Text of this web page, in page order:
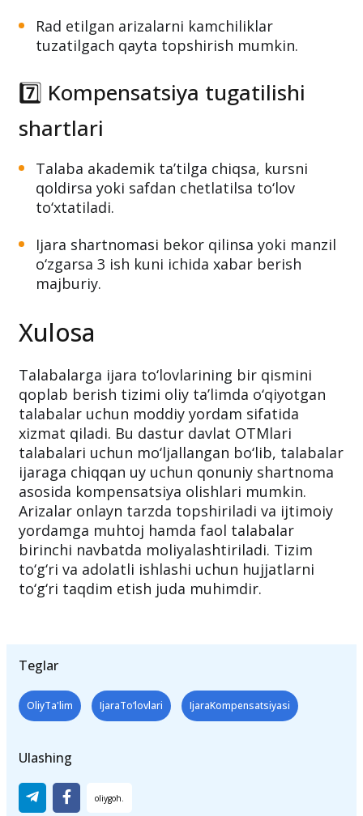
Rad etilgan arizalarni kamchiliklar
tuzatilgach qayta topshirish mumkin.
7️⃣ Kompensatsiya tugatilishi
shartlari
Talaba akademik ta’tilga chiqsa, kursni
qoldirsa yoki safdan chetlatilsa to‘lov
to‘xtatiladi.
Ijara shartnomasi bekor qilinsa yoki manzil
o‘zgarsa 3 ish kuni ichida xabar berish
majburiy.
Xulosa
Talabalarga ijara to‘lovlarining bir qismini
qoplab berish tizimi oliy ta’limda o‘qiyotgan
talabalar uchun moddiy yordam sifatida
xizmat qiladi. Bu dastur davlat OTMlari
talabalari uchun mo‘ljallangan bo‘lib, talabalar
ijaraga chiqqan uy uchun qonuniy shartnoma
asosida kompensatsiya olishlari mumkin.
Arizalar onlayn tarzda topshiriladi va ijtimoiy
yordamga muhtoj hamda faol talabalar
birinchi navbatda moliyalashtiriladi. Tizim
to‘g‘ri va adolatli ishlashi uchun hujjatlarni
to‘g‘ri taqdim etish juda muhimdir.
Teglar
OliyTa'lim IjaraTo‘lovlari IjaraKompensatsiyasi
Ulashing